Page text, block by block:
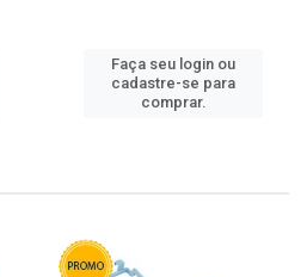
Faça seu login ou
cadastre-se para
comprar.